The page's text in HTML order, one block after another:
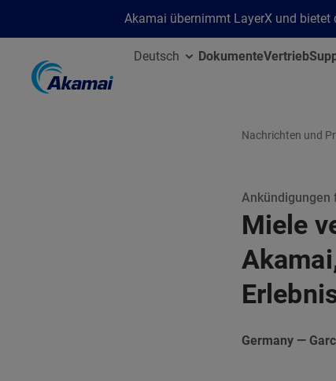
Akamai übernimmt LayerX und bietet
Deutsch DokumenteVertrieb
Nachrichten und
Ankündigungen
Miele
Germany —